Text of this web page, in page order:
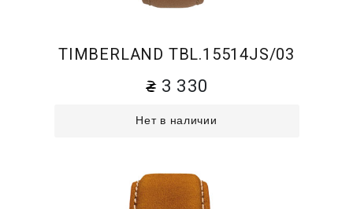
TIMBERLAND TBL.15514JS/03
3 330
Нет в наличии